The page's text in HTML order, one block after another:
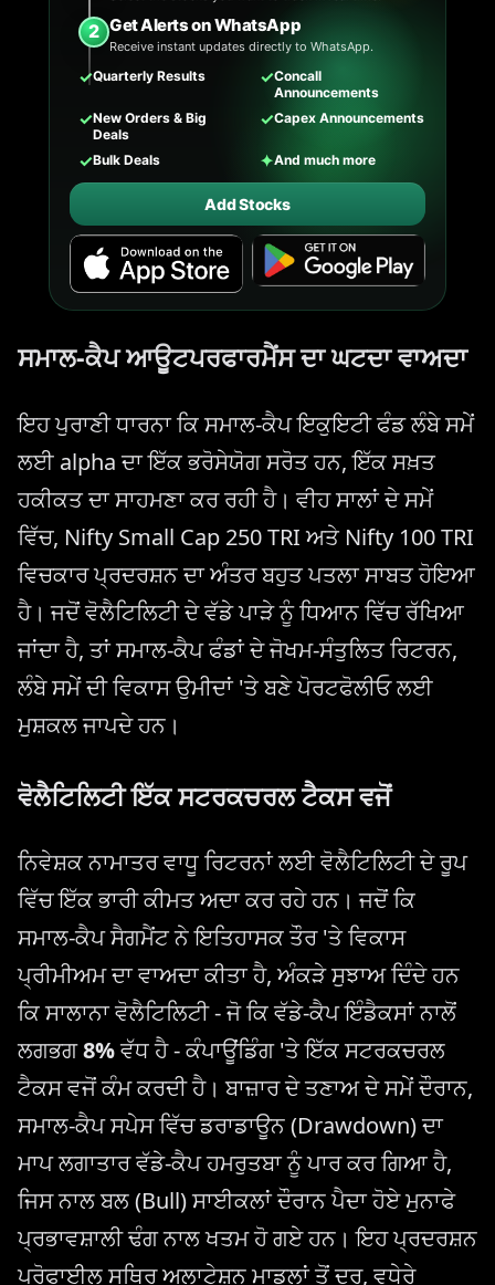
2 Get Alerts on WhatsApp
Receive instant updates directly to WhatsApp.
✓Quarterly Results ✓Concall
Announcements
✓New Orders & Big
Deals
✓Capex Announcements
✓Bulk Deals ✦And much more
Add Stocks
ਸਮਾਲ-ਕੈਪ ਆਊਟਪਰਫਾਰਮੈਂਸ ਦਾ ਘਟਦਾ ਵਾਅਦਾ
ਇਹ ਪੁਰਾਣੀ ਧਾਰਨਾ ਕਿ ਸਮਾਲ-ਕੈਪ ਇਕੁਇਟੀ ਫੰਡ ਲੰਬੇ ਸਮੇਂ
ਲਈ alpha ਦਾ ਇੱਕ ਭਰੋਸੇਯੋਗ ਸਰੋਤ ਹਨ, ਇੱਕ ਸਖ਼ਤ
ਹਕੀਕਤ ਦਾ ਸਾਹਮਣਾ ਕਰ ਰਹੀ ਹੈ। ਵੀਹ ਸਾਲਾਂ ਦੇ ਸਮੇਂ
ਵਿੱਚ, Nifty Small Cap 250 TRI ਅਤੇ Nifty 100 TRI
ਵਿਚਕਾਰ ਪ੍ਰਦਰਸ਼ਨ ਦਾ ਅੰਤਰ ਬਹੁਤ ਪਤਲਾ ਸਾਬਤ ਹੋਇਆ
ਹੈ। ਜਦੋਂ ਵੋਲੈਟਿਲਿਟੀ ਦੇ ਵੱਡੇ ਪਾੜੇ ਨੂੰ ਧਿਆਨ ਵਿੱਚ ਰੱਖਿਆ
ਜਾਂਦਾ ਹੈ, ਤਾਂ ਸਮਾਲ-ਕੈਪ ਫੰਡਾਂ ਦੇ ਜੋਖਮ-ਸੰਤੁਲਿਤ ਰਿਟਰਨ,
ਲੰਬੇ ਸਮੇਂ ਦੀ ਵਿਕਾਸ ਉਮੀਦਾਂ 'ਤੇ ਬਣੇ ਪੋਰਟਫੋਲੀਓ ਲਈ
ਮੁਸ਼ਕਲ ਜਾਪਦੇ ਹਨ।
ਵੋਲੈਟਿਲਿਟੀ ਇੱਕ ਸਟਰਕਚਰਲ ਟੈਕਸ ਵਜੋਂ
ਨਿਵੇਸ਼ਕ ਨਾਮਾਤਰ ਵਾਧੂ ਰਿਟਰਨਾਂ ਲਈ ਵੋਲੈਟਿਲਿਟੀ ਦੇ ਰੂਪ
ਵਿੱਚ ਇੱਕ ਭਾਰੀ ਕੀਮਤ ਅਦਾ ਕਰ ਰਹੇ ਹਨ। ਜਦੋਂ ਕਿ
ਸਮਾਲ-ਕੈਪ ਸੈਗਮੈਂਟ ਨੇ ਇਤਿਹਾਸਕ ਤੌਰ 'ਤੇ ਵਿਕਾਸ
ਪ੍ਰੀਮੀਅਮ ਦਾ ਵਾਅਦਾ ਕੀਤਾ ਹੈ, ਅੰਕੜੇ ਸੁਝਾਅ ਦਿੰਦੇ ਹਨ
ਕਿ ਸਾਲਾਨਾ ਵੋਲੈਟਿਲਿਟੀ - ਜੋ ਕਿ ਵੱਡੇ-ਕੈਪ ਇੰਡੈਕਸਾਂ ਨਾਲੋਂ
ਲਗਭਗ8%ਵੱਧ ਹੈ - ਕੰਪਾਊਂਡਿੰਗ 'ਤੇ ਇੱਕ ਸਟਰਕਚਰਲ
ਟੈਕਸ ਵਜੋਂ ਕੰਮ ਕਰਦੀ ਹੈ। ਬਾਜ਼ਾਰ ਦੇ ਤਣਾਅ ਦੇ ਸਮੇਂ ਦੌਰਾਨ,
ਸਮਾਲ-ਕੈਪ ਸਪੇਸ ਵਿੱਚ ਡਰਾਡਾਊਨ (Drawdown) ਦਾ
ਮਾਪ ਲਗਾਤਾਰ ਵੱਡੇ-ਕੈਪ ਹਮਰੁਤਬਾ ਨੂੰ ਪਾਰ ਕਰ ਗਿਆ ਹੈ,
ਜਿਸ ਨਾਲ ਬਲ (Bull) ਸਾਈਕਲਾਂ ਦੌਰਾਨ ਪੈਦਾ ਹੋਏ ਮੁਨਾਫੇ
ਪ੍ਰਭਾਵਸ਼ਾਲੀ ਢੰਗ ਨਾਲ ਖਤਮ ਹੋ ਗਏ ਹਨ। ਇਹ ਪ੍ਰਦਰਸ਼ਨ
ਪ੍ਰੋਫਾਈਲ ਸਥਿਰ ਅਲਾਟੇਸ਼ਨ ਮਾਡਲਾਂ ਤੋਂ ਦੂਰ, ਵਧੇਰੇ